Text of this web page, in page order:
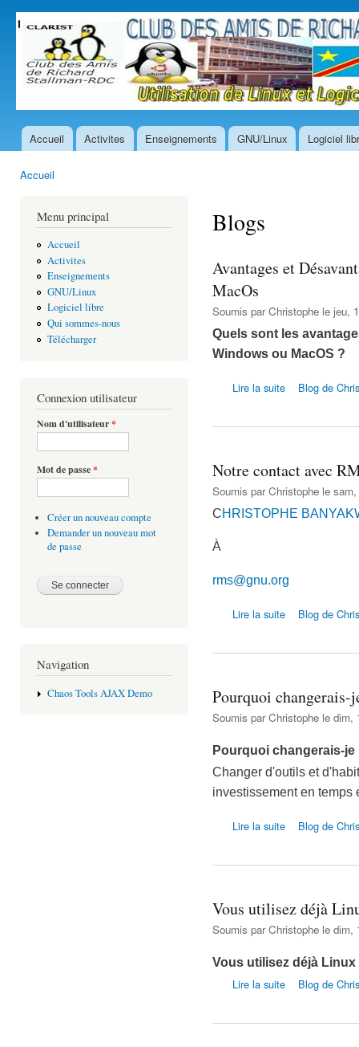
Menu principal
Accueil Activites Enseignements GNU/Linux Logiciel
Accueil
Menu principal
Accueil
Activites
Enseignements
GNU/Linux
Logiciel libre
Qui sommes-nous
Télécharger
Connexion utilisateur
Nom d'utilisateur*
Mot de passe*
Créer un nouveau compte
Demander un nouveau mot
de passe
Navigation
Chaos Tools AJAX Demo
Blogs
Avantages et
MacOs
Soumis parChristophe le jeu,
Quels sont les
Windows ou MacOS ?
Lire la suite de Avantages et
Blog de
Notre contact avec
Soumis parChristophe le
CHRISTOPHE
À
rms@gnu.org
Lire la suite de Notre contact
Blog de
Pourquoi changerais-
Soumis parChristophe le dim,
Pourquoi changerais-je
Changer d'outils et
investissement en temps
Lire la suite de Pourquoi
Blog de
Vous utilisez déjà
Soumis parChristophe le dim,
Vous utilisez déjà
Lire la suite de Vous utilisez
Blog de